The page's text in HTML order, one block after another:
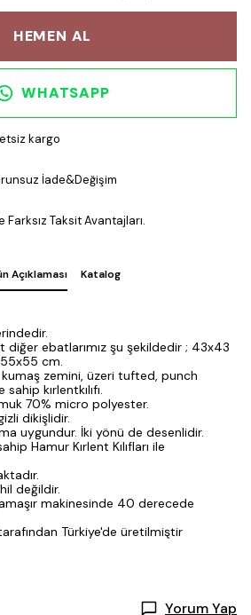
HEMEN AL
WHATSAPP
kargo
İade&Değişim
Farksız Taksit Avantajları.
Açıklaması Katalog
diğer ebatlarımız şu şekildedir ; 43x43
cm.
kumaş zemini, üzeri tufted, punch
kırlentkılıfı.
70% micro polyester.
dikişlidir.
uygundur. İki yönü de desenlidir.
Hamur Kırlent Kılıfları ile
değildir.
makinesinde 40 derecede
tarafından Türkiye'de üretilmiştir
Yorum Yap